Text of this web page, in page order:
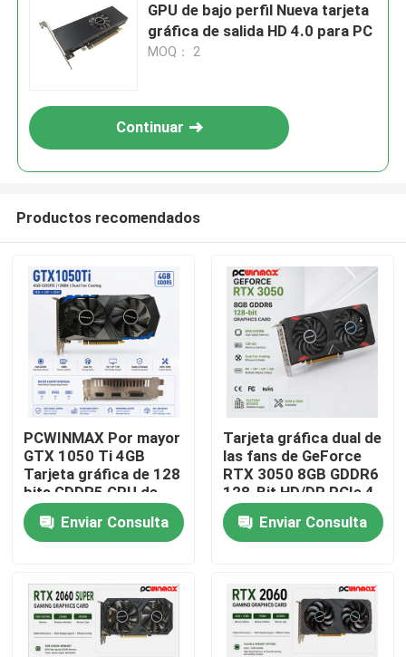
Hogar
Productos
Vídeos
GPU de bajo perfil Nueva tarjeta
gráfica de salida HD 4.0 para PC
MOQ： 2
Continuar
Productos recomendados
PCWINMAX Por mayor
GTX 1050 Ti 4GB
Tarjeta gráfica de 128
bits GDDR5 GPU de
baja potencia con
salida HD DP DVI para
escritorio
Enviar Consulta
Tarjeta gráfica dual de
las fans de GeForce
RTX 3050 8GB GDDR6
128-Bit HD/DP PCIe 4
del juego de
PCWINMAX para el
juego de la PC
Enviar Consulta